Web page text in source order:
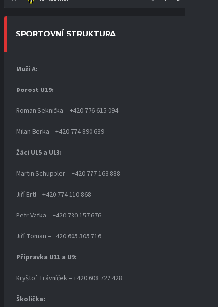
SPORTOVNÍ STRUKTURA
Muži A:
Dorost U19:
Roman Seknička – +420 776 615 094
Milan Berka – +420 774 890 639
Žáci U15 a U13:
Martin Schuppler – +420 777 163 888
Jiří Ertl – +420 774 110 868
Petr Vafka – +420 730 157 676
Jiří Toman – +420 605 305 716
Přípravka U11 a U9:
Kryštof Trávníček – +420 608 722 428
Školička: